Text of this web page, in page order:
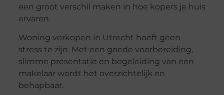
een groot verschil maken in hoe kopers je huis
ervaren.
Woning verkopen in Utrecht hoeft geen
stress te zijn. Met een goede voorbereiding,
slimme presentatie en begeleiding van een
makelaar wordt het overzichtelijk en
behapbaar.